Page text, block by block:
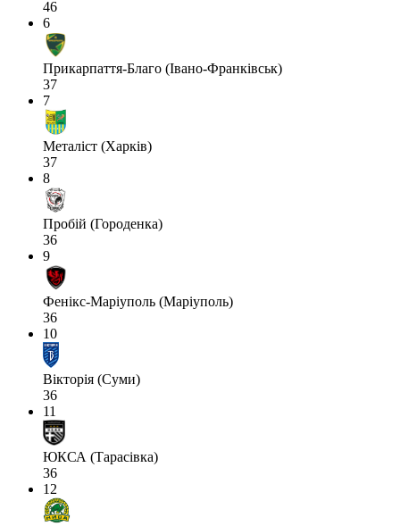
46
6
Прикарпаття-Благо (Івано-Франківськ)
37
7
Металіст (Харків)
37
8
Пробій (Городенка)
36
9
Фенікс-Маріуполь (Маріуполь)
36
10
Вікторія (Суми)
36
11
ЮКСА (Тарасівка)
36
12